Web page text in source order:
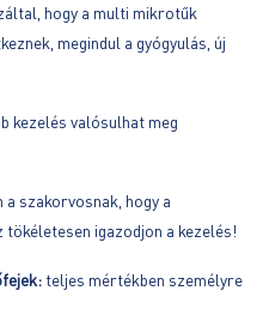
hogy a multi mikrotűk
megindul a gyógyulás, új
kezelés valósulhat meg
a szakorvosnak, hogy a
igazodjon a kezelés!
teljes mértékben személyre